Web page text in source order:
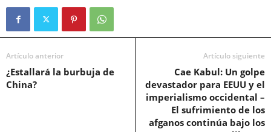
Artículo anterior
¿Estallará la burbuja de
China?
Artículo siguiente
Cae Kabul: Un golpe
devastador para EEUU y el
imperialismo occidental –
El sufrimiento de los
afganos continúa bajo los